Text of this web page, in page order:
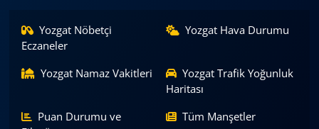
Yozgat Nöbetçi
Eczaneler
Yozgat Hava Durumu
Yozgat Namaz Vakitleri
Yozgat Trafik Yoğunluk
Haritası
Puan Durumu ve
Tüm Manşetler